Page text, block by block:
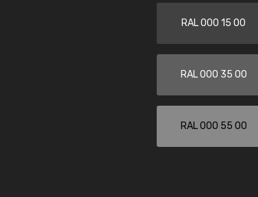
RAL 000 15 00
RAL 000 35 00
RAL 000 55 00